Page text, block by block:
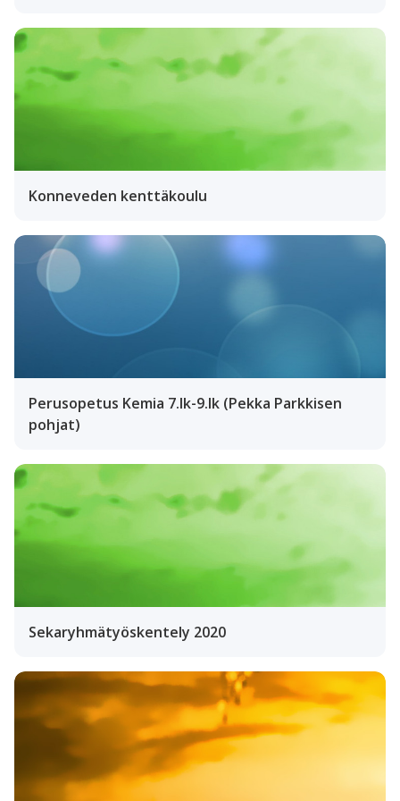
Konneveden kenttäkoulu
Perusopetus Kemia 7.lk-9.lk (Pekka Parkkisen
pohjat)
Sekaryhmätyöskentely 2020